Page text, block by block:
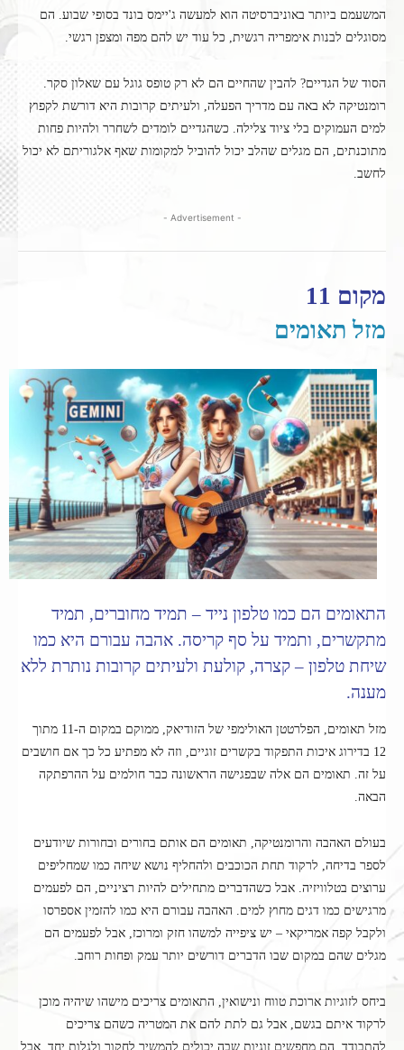
המשעמם ביותר באוניברסיטה הוא למעשה ג'יימס בונד בסופי שבוע. הם
מסוגלים לבנות אימפריה רגשית, כל עוד יש להם מפה ומצפן רגשי.
הסוד של הגדיים? להבין שהחיים הם לא רק טופס גוגל עם שאלון סקר.
רומנטיקה לא באה עם מדריך הפעלה, ולעיתים קרובות היא דורשת לקפוץ
למים העמוקים בלי ציוד צלילה. כשהגדיים לומדים לשחרר ולהיות פחות
מתוכנתים, הם מגלים שהלב יכול להוביל למקומות שאף אלגוריתם לא יכול
לחשב.
- Advertisement -
מקום 11
מזל תאומים
התאומים הם כמו טלפון נייד – תמיד מחוברים, תמיד
מתקשרים, ותמיד על סף קריסה. אהבה עבורם היא כמו
שיחת טלפון – קצרה, קולעת ולעיתים קרובות נותרת ללא
מענה.
מזל תאומים, הפלרטטן האולימפי של הזודיאק, ממוקם במקום ה-11 מתוך
12 בדירוג איכות התפקוד בקשרים זוגיים, וזה לא מפתיע כל כך אם חושבים
על זה. תאומים הם אלה שבפגישה הראשונה כבר חולמים על ההרפתקה
הבאה.
בעולם האהבה והרומנטיקה, תאומים הם אותם בחורים ובחורות שיודעים
לספר בדיחה, לרקוד תחת הכוכבים ולהחליף נושא שיחה כמו שמחליפים
ערוצים בטלוויזיה. אבל כשהדברים מתחילים להיות רציניים, הם לפעמים
מרגישים כמו דגים מחוץ למים. האהבה עבורם היא כמו להזמין אספרסו
ולקבל קפה אמריקאי – יש ציפייה למשהו חזק ומרוכז, אבל לפעמים הם
מגלים שהם במקום שבו הדברים דורשים יותר עמק ופחות רוחב.
ביחס לזוגיות ארוכת טווח ונישואין, התאומים צריכים מישהו שיהיה מוכן
לרקוד איתם בגשם, אבל גם לתת להם את המטריה כשהם צריכים
להתבודד. הם מחפשים זוגיות שבה יכולים להמשיך לחקור ולגלות יחד, אבל